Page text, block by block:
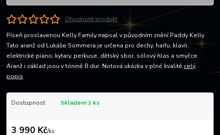
Ohodnotit produkt
Píseň proslavenou Kelly Family napsal v původním znění Paddy Kelly.
Tato aranž od Lukáše Sommera je určena pro dechy, harfu, klavír,
elektrické piano, kytary, perkuse, dětský sbor, sólový hlas a smyčce.
Aranž i základ jsou v tónině B dur. Notová ukázka v plné kvalitě celý
popis
Dostupnost Skladem 1 ks
3 990 Kč/ks